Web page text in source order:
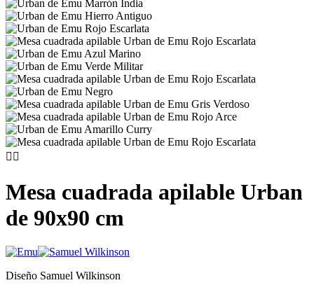
 
Mesa cuadrada apilable Urban
de 90x90 cm
Diseño Samuel Wilkinson